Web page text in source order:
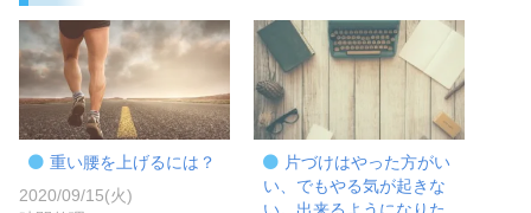
重い腰を上げるには？
2020/09/15(火)
片づけはやった方がい
い、でもやる気が起きな